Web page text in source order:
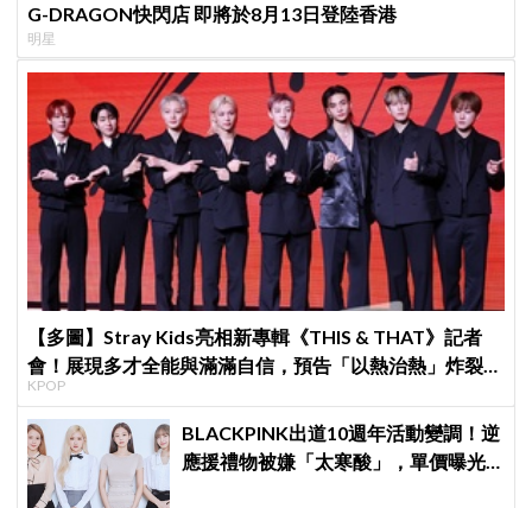
G-DRAGON快閃店 即將於8月13日登陸香港
明星
【多圖】Stray Kids亮相新專輯《THIS & THAT》記者
會！展現多才全能與滿滿自信，預告「以熱治熱」炸裂夏
日音樂圈
KPOP
BLACKPINK出道10週年活動變調！逆
應援禮物被嫌「太寒酸」，單價曝光